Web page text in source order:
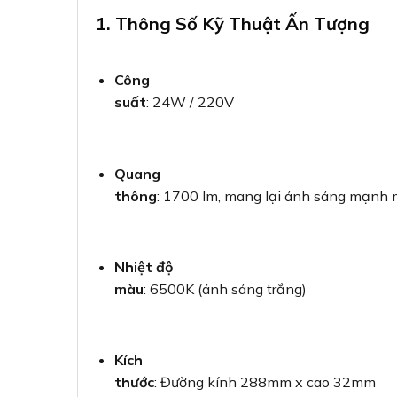
1. Thông Số Kỹ Thuật Ấn Tượng
Công
suất: 24W / 220V
Quang
thông: 1700 lm, mang lại ánh sáng mạnh
Nhiệt độ
màu: 6500K (ánh sáng trắng)
Kích
thước: Đường kính 288mm x cao 32mm